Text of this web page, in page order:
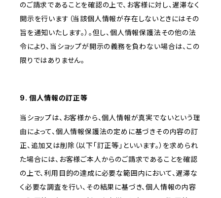
のご請求であることを確認の上で、お客様に対し、遅滞なく
開示を行います（当該個人情報が存在しないときにはその
旨を通知いたします。）。但し、個人情報保護法その他の法
令により、当ショップが開示の義務を負わない場合は、この
限りではありません。
9. 個人情報の訂正等
当ショップは、お客様から、個人情報が真実でないという理
由によって、個人情報保護法の定めに基づきその内容の訂
正、追加又は削除（以下「訂正等」といいます。）を求められ
た場合には、お客様ご本人からのご請求であることを確認
の上で、利用目的の達成に必要な範囲内において、遅滞な
く必要な調査を行い、その結果に基づき、個人情報の内容